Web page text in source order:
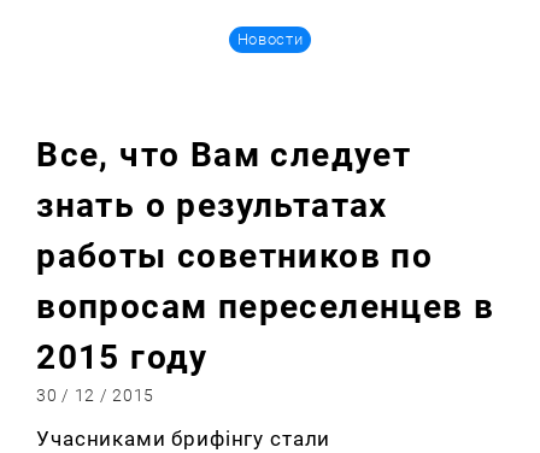
Новости
Все, что Вам следует
знать о результатах
работы советников по
вопросам переселенцев в
2015 году
30 / 12 / 2015
Учасниками брифінгу стали